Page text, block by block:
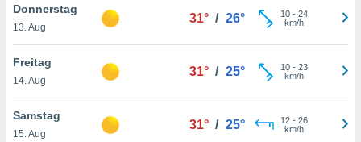
Rand
Donnerstag
13. Aug
31° / 26° 10- 24
km/h
Freitag
14. Aug
31° / 25° 10- 23
km/h
Samstag
15. Aug
31° / 25° 12- 26
km/h